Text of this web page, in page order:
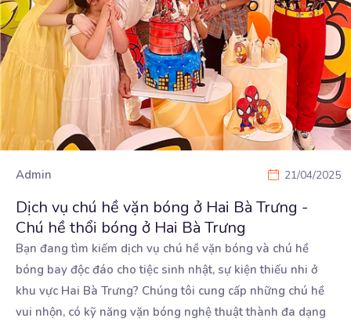
Admin 21/04/2025
Dịch vụ chú hề vặn bóng ở Hai Bà Trưng -
Chú hề thổi bóng ở Hai Bà Trưng
Bạn đang tìm kiếm dịch vụ chú hề vặn bóng và chú hề
bóng bay độc đáo cho tiệc sinh nhật, sự kiện thiếu nhi ở
khu vực Hai Bà Trưng? Chúng tôi cung cấp những chú hề
vui nhộn, có kỹ năng vặn bóng nghệ thuật thành đa dạng